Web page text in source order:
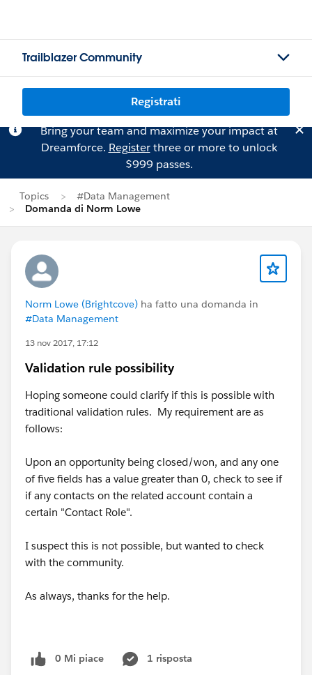
Trailblazer Community
Registrati
Bring your team and maximize your impact at
Dreamforce. Registerthree or more to unlock
$999 passes.
Topics
#Data Management
Domanda di Norm Lowe
Norm Lowe (Brightcove) ha fatto una domanda in
#Data Management
13 nov 2017, 17:12
Validation rule possibility
Hoping someone could clarify if this is possible with
traditional validation rules. My requirement are as
follows:
Upon an opportunity being closed/won, and any one
of five fields has a value greater than 0, check to see if
if any contacts on the related account contain a
certain "Contact Role".
I suspect this is not possible, but wanted to check
with the community.
As always, thanks for the help.
0 Mi piace
1 risposta